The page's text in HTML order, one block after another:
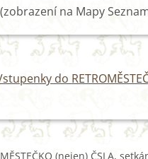
(zobrazení na Mapy
do
(nejen) ČSLA,